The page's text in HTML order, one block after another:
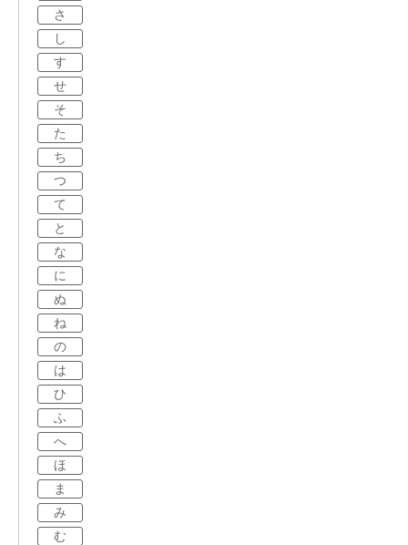
さ
し
す
せ
そ
た
ち
つ
て
と
な
に
ぬ
ね
の
は
ひ
ふ
へ
ほ
ま
み
む